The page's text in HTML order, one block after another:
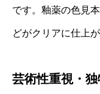
です。釉薬の色見
どがクリアに仕上
芸術性重視・